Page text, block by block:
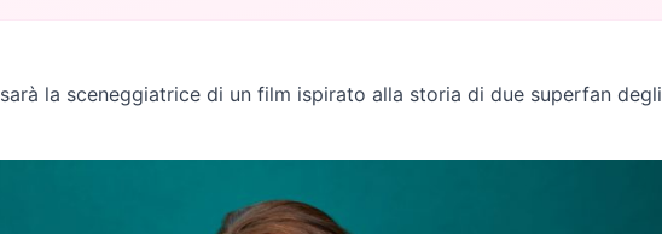
sarà la sceneggiatrice di un film ispirato alla storia di due superfan degli